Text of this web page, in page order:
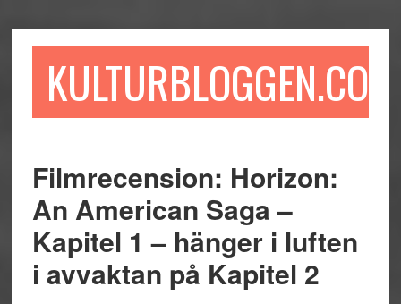
till
till
sidofältet
till
KULTURBLOGGEN.COM
Filmrecension: Horizon:
An American Saga –
Kapitel 1 – hänger i luften
i avvaktan på Kapitel 2